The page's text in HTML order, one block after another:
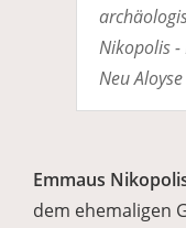
Nikopolis -
Neu
Emmaus
dem ehemaligen